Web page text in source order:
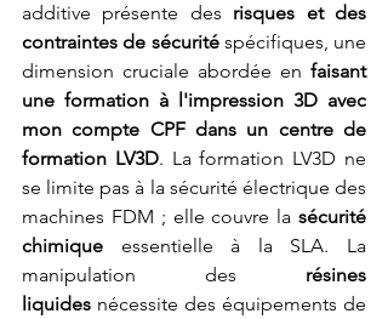
additive présente des risques et des
contraintes de sécurité spécifiques, une
dimension cruciale abordée en faisant
une formation à l'impression 3D avec
mon compte CPF dans un centre de
formation LV3D. La formation LV3D ne
se limite pas à la sécurité électrique des
machines FDM ; elle couvre la sécurité
chimique essentielle à la SLA. La
manipulation des résines
liquides nécessite des équipements de